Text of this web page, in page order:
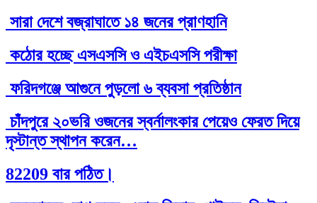
সারা দেশে বজ্রাঘাতে ১৪ জনের প্রাণহানি
কঠোর হচ্ছে এসএসসি ও এইচএসসি পরীক্ষা
ফরিদগঞ্জে আগুনে পুড়লো ৬ ব্যবসা প্রতিষ্ঠান
চাঁদপুরে ২০ভরি ওজনের স্বর্নালংকার পেয়েও ফেরত দিয়ে
দৃস্টান্ত স্থাপন করেন…
82209 বার পঠিত।